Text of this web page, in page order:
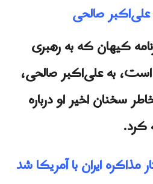
علی‌اکبر صالحی
کیهان که به رهبری
به علی‌اکبر صالحی،
سخنان اخیر او درباره
کرد.
ايران با آمریکا شد